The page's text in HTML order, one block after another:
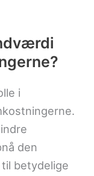
i
den
betydelige